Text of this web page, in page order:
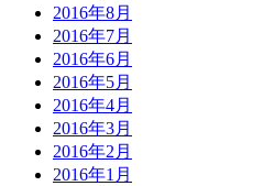
2016年8月
2016年7月
2016年6月
2016年5月
2016年4月
2016年3月
2016年2月
2016年1月